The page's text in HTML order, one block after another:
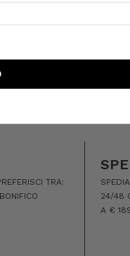
TRA:
24/48
A €